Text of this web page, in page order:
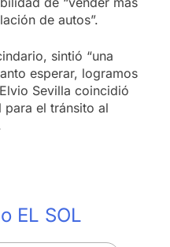
de autos”.
sintió “una
esperar, logramos
Sevilla coincidió
para el tránsito al
EL SOL